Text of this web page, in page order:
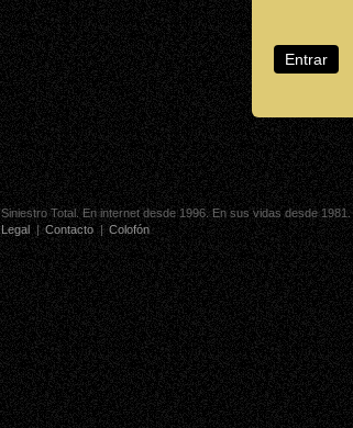
Siniestro Total. En internet desde 1996. En sus vidas desde 1981.
Legal | Contacto | Colofón